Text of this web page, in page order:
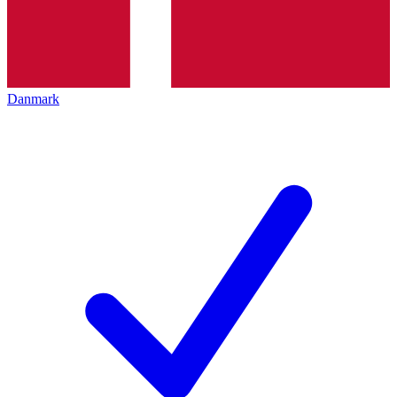
Danmark